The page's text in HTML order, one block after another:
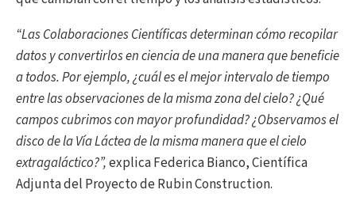
“Las Colaboraciones Científicas determinan cómo recopilar
datos y convertirlos en ciencia de una manera que beneficie
a todos. Por ejemplo, ¿cuál es el mejor intervalo de tiempo
entre las observaciones de la misma zona del cielo? ¿Qué
campos cubrimos con mayor profundidad? ¿Observamos el
disco de la Vía Láctea de la misma manera que el cielo
extragaláctico?”,explica Federica Bianco, Científica
Adjunta del Proyecto de Rubin Construction.